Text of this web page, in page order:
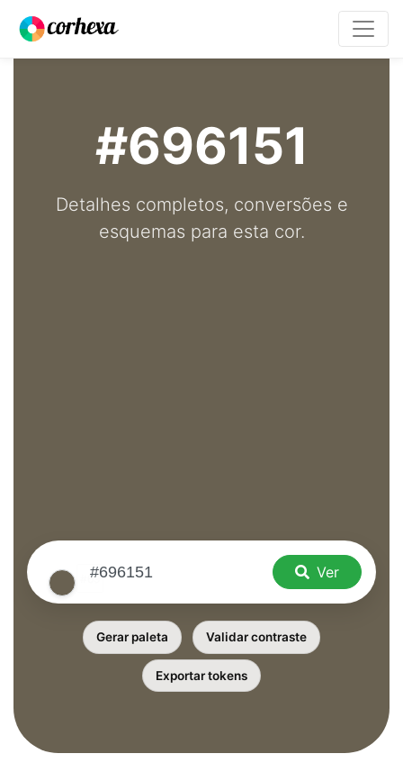
#696151
Detalhes completos, conversões e
esquemas para esta cor.
Ver
Gerar paleta Validar contraste
Exportar tokens